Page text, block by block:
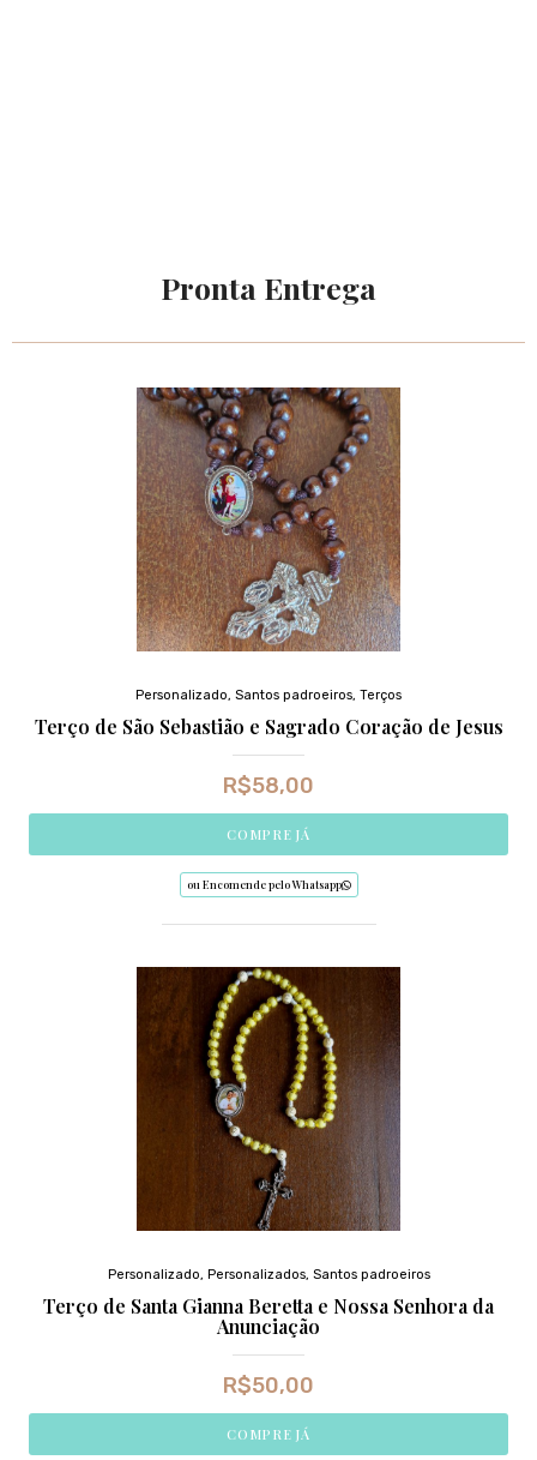
Pronta Entrega
Personalizado, Santos padroeiros, Terços
Terço de São Sebastião e Sagrado Coração de Jesus
R$58,00
COMPRE JÁ
ou Encomende pelo Whatsapp
Personalizado, Personalizados, Santos padroeiros
Terço de Santa Gianna Beretta e Nossa Senhora da
Anunciação
R$50,00
COMPRE JÁ